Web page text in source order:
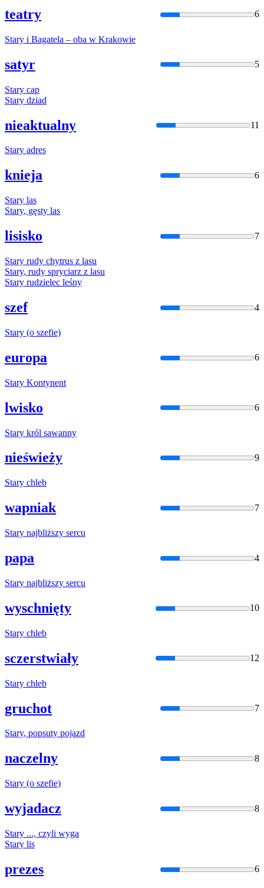
teatry 6
Stary i Bagatela – oba w Krakowie
satyr 5
Stary cap
Stary dziad
nieaktualny 11
Stary adres
knieja 6
Stary las
Stary, gęsty las
lisisko 7
Stary rudy chytrus z lasu
Stary, rudy spryciarz z lasu
Stary rudzielec leśny
szef 4
Stary (o szefie)
europa 6
Stary Kontynent
lwisko 6
Stary król sawanny
nieświeży 9
Stary chleb
wapniak 7
Stary najbliższy sercu
papa 4
Stary najbliższy sercu
wyschnięty 10
Stary chleb
sczerstwiały 12
Stary chleb
gruchot 7
Stary, popsuty pojazd
naczelny 8
Stary (o szefie)
wyjadacz 8
Stary ..., czyli wyga
Stary lis
prezes 6